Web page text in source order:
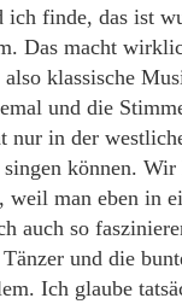
ich finde, das ist
Das macht
also klassische
und die
nur in der
können. Wir
weil man eben in
auch so
und die
Ich glaube